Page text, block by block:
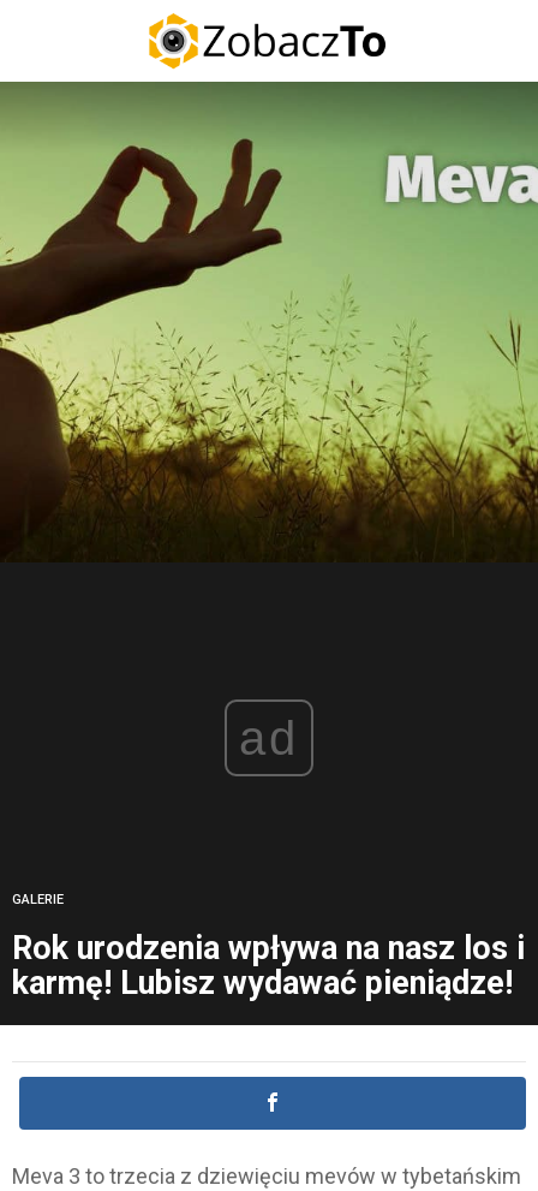
ad
GALERIE
Rok urodzenia wpływa na nasz los i
karmę! Lubisz wydawać pieniądze!
Meva 3 to trzecia z dziewięciu mevów w tybetańskim